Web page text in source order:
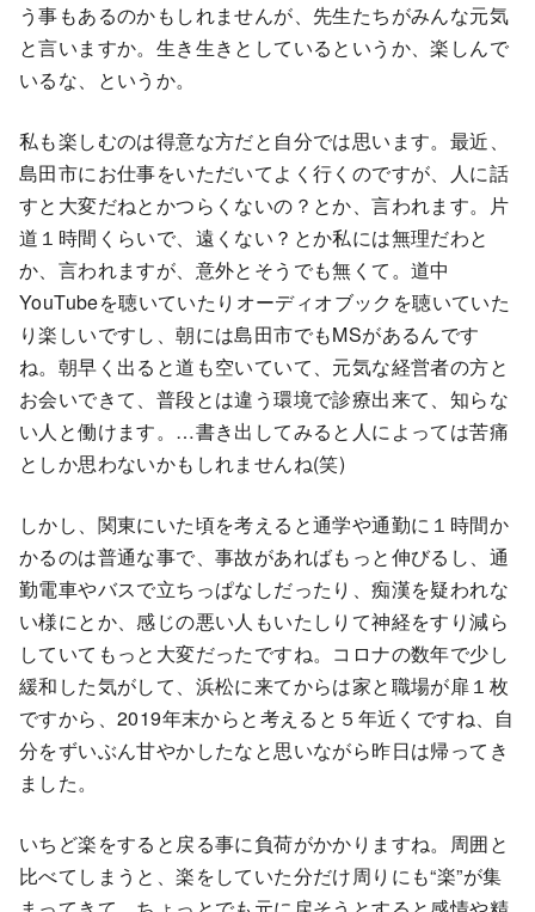
う事もあるのかもしれませんが、先生たちがみんな元気
と言いますか。生き生きとしているというか、楽しんで
いるな、というか。
私も楽しむのは得意な方だと自分では思います。最近、
島田市にお仕事をいただいてよく行くのですが、人に話
すと大変だねとかつらくないの？とか、言われます。片
道１時間くらいで、遠くない？とか私には無理だわと
か、言われますが、意外とそうでも無くて。道中
YouTubeを聴いていたりオーディオブックを聴いていた
り楽しいですし、朝には島田市でもMSがあるんです
ね。朝早く出ると道も空いていて、元気な経営者の方と
お会いできて、普段とは違う環境で診療出来て、知らな
い人と働けます。…書き出してみると人によっては苦痛
としか思わないかもしれませんね(笑)
しかし、関東にいた頃を考えると通学や通勤に１時間か
かるのは普通な事で、事故があればもっと伸びるし、通
勤電車やバスで立ちっぱなしだったり、痴漢を疑われな
い様にとか、感じの悪い人もいたしりて神経をすり減ら
していてもっと大変だったですね。コロナの数年で少し
緩和した気がして、浜松に来てからは家と職場が扉１枚
ですから、2019年末からと考えると５年近くですね、自
分をずいぶん甘やかしたなと思いながら昨日は帰ってき
ました。
いちど楽をすると戻る事に負荷がかかりますね。周囲と
比べてしまうと、楽をしていた分だけ周りにも“楽”が集